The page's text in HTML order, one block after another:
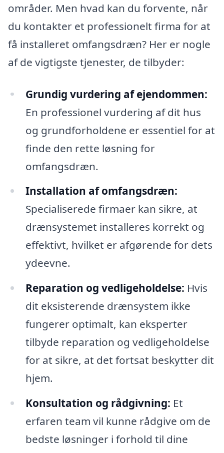
områder. Men hvad kan du forvente, når
du kontakter et professionelt firma for at
få installeret omfangsdræn? Her er nogle
af de vigtigste tjenester, de tilbyder:
Grundig vurdering af ejendommen:
En professionel vurdering af dit hus
og grundforholdene er essentiel for at
finde den rette løsning for
omfangsdræn.
Installation af omfangsdræn:
Specialiserede firmaer kan sikre, at
drænsystemet installeres korrekt og
effektivt, hvilket er afgørende for dets
ydeevne.
Reparation og vedligeholdelse: Hvis
dit eksisterende drænsystem ikke
fungerer optimalt, kan eksperter
tilbyde reparation og vedligeholdelse
for at sikre, at det fortsat beskytter dit
hjem.
Konsultation og rådgivning: Et
erfaren team vil kunne rådgive om de
bedste løsninger i forhold til dine